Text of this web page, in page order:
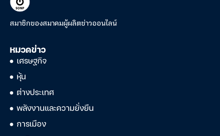
สมาชิกของสมาคมผู้ผลิตข่าวออนไลน์
หมวดข่าว
เศรษฐกิจ
หุ้น
ต่างประเทศ
พลังงานและความยั่งยืน
การเมือง